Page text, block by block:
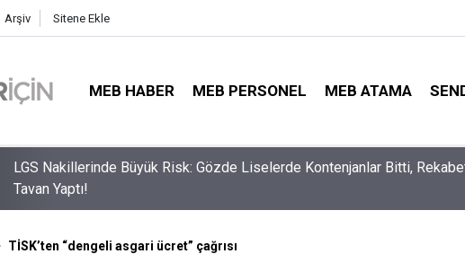
Arşiv Sitene Ekle
MEB HABER MEB PERSONEL MEB ATAMA
LGS Nakillerinde Büyük Risk: Gözde Liselerde Kontenjanlar Bitti,
Tavan Yaptı!
TİSK’ten “dengeli asgari ücret” çağrısı